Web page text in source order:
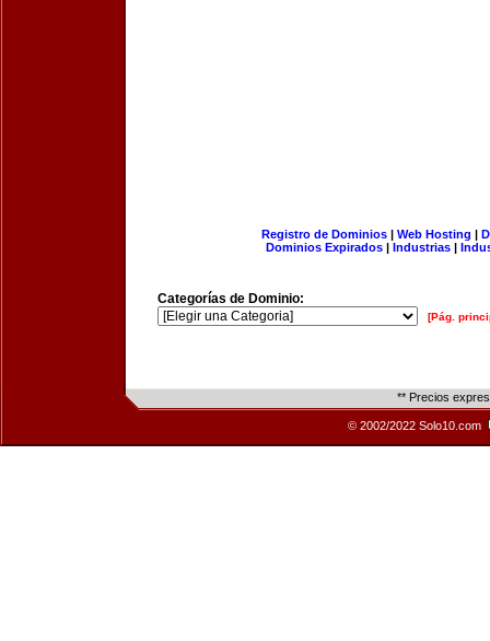
Registro de Dominios| Web Hosting |
Dominios Expirados | Industrias |
Categorías de Dominio:
[Pág.
** Precios
© 2002/2022 Solo10.com